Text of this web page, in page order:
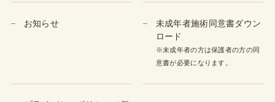
お知らせ
未成年者施術同意書ダウン
ロード
※未成年者の方は保護者の方の同
意書が必要になります。